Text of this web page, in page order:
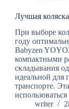
Лучшая
При выборе
году
Babyzen
компактными
складывания
идеальной для
транспорте.
writer